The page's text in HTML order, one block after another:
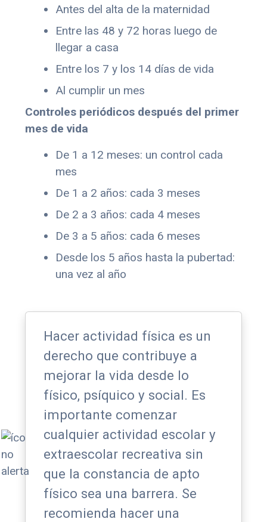
Antes del alta de la maternidad
Entre las 48 y 72 horas luego de
llegar a casa
Entre los 7 y los 14 días de vida
Al cumplir un mes
Controles periódicos después del primer
mes de vida
De 1 a 12 meses: un control cada
mes
De 1 a 2 años: cada 3 meses
De 2 a 3 años: cada 4 meses
De 3 a 5 años: cada 6 meses
Desde los 5 años hasta la pubertad:
una vez al año
Hacer actividad física es un
derecho que contribuye a
mejorar la vida desde lo
físico, psíquico y social. Es
importante comenzar
cualquier actividad escolar y
extraescolar recreativa sin
que la constancia de apto
físico sea una barrera. Se
recomienda hacer una